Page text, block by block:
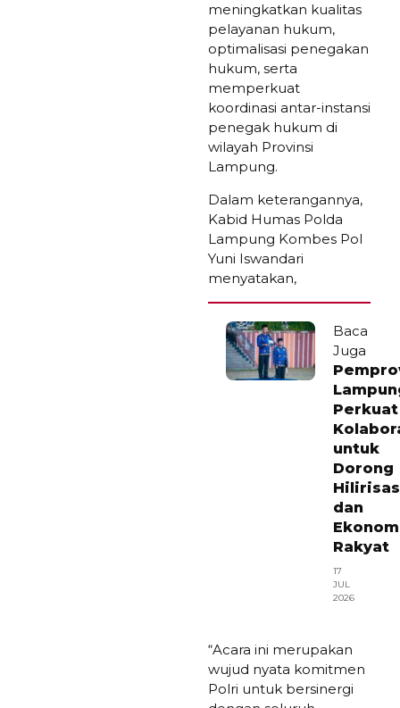
meningkatkan kualitas
pelayanan hukum,
optimalisasi penegakan
hukum, serta
memperkuat
koordinasi antar-instansi
penegak hukum di
wilayah Provinsi
Lampung.
Dalam keterangannya,
Kabid Humas Polda
Lampung Kombes Pol
Yuni Iswandari
menyatakan,
Baca
Juga
Perkuat
untuk
Dorong
dan
Rakyat
17
JUL
2026
“Acara ini merupakan
wujud nyata komitmen
Polri untuk bersinergi